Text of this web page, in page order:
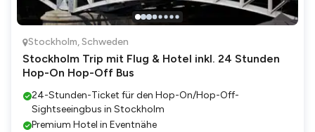
Stockholm,Schweden
Stockholm Trip mit Flug & Hotel inkl. 24 Stunden
Hop-On Hop-Off Bus
24-Stunden-Ticket für den Hop-On/Hop-Off-
Sightseeingbus in Stockholm
Premium Hotel in Eventnähe